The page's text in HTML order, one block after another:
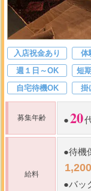
入店祝金あり 体
週１日～OK
短
自宅待機OK
掛
募集年齢 ●20
給料
●待機
1,200
●バッ